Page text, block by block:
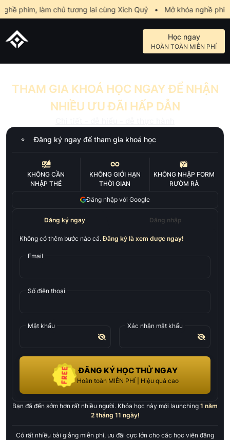
phim, làm chủ tương lai cùng Xích Quỷ • Mở khóa nghề phim,
Học ngay
HOÀN TOÀN MIỄN PHÍ
THAM GIA KHOÁ HỌC NGAY ĐỂ NHẬN
NHIỀU ƯU ĐÃI HẤP DẪN
Đăng ký ngay để tham gia khoá học
KHÔNG CẦN
NHẬP THẺ
KHÔNG GIỚI HẠN
THỜI GIAN
KHÔNG NHẬP FORM
RƯỜM RÀ
Đăng nhập với Google
Đăng ký ngay Đăng nhập
Không có thêm bước nào cả. Đăng ký là xem được ngay!
Email
Số điện thoại
Mật khẩu Xác nhận mật khẩu
ĐĂNG KÝ HỌC THỬ NGAY
Hoàn toàn MIỄN PHÍ | Hiệu quả cao
Bạn đã đến sớm hơn rất nhiều người. Khóa học này mới launching 1 năm
2 tháng 11 ngày!
Có rất nhiều bài giảng miễn phí, ưu đãi cực lớn cho các học viên đăng